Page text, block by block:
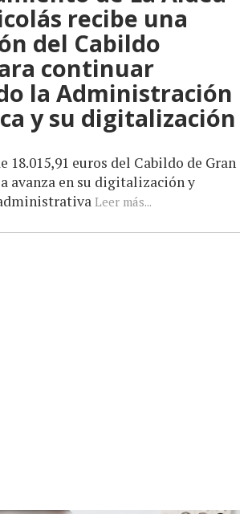
recibe una
del Cabildo
continuar
la Administración
y su digitalización
18.015,91 euros del Cabildo de Gran
avanza en su digitalización y
Leer más...